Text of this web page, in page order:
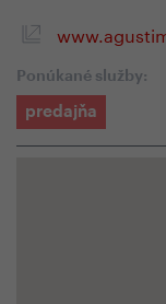
Ponúkané služby:
predajňa